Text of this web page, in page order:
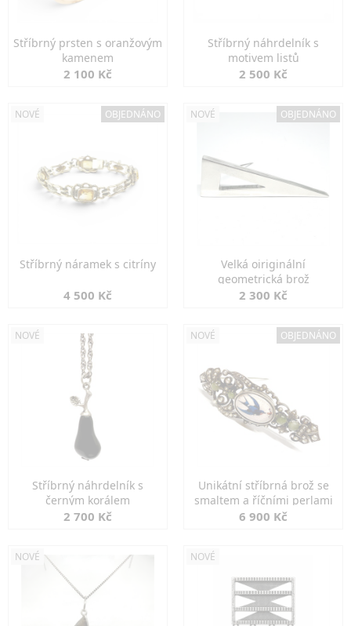
Stříbrný prsten s oranžovým
kamenem
2 100 Kč
Stříbrný náhrdelník s
motivem listů
2 500 Kč
NOVÉ OBJEDNÁNO
Stříbrný náramek s citríny
4 500 Kč
NOVÉ OBJEDNÁNO
Velká oiriginální
geometrická brož
2 300 Kč
NOVÉ
Stříbrný náhrdelník s
černým korálem
2 700 Kč
NOVÉ OBJEDNÁNO
Unikátní stříbrná brož se
smaltem a říčními perlami
6 900 Kč
NOVÉ NOVÉ